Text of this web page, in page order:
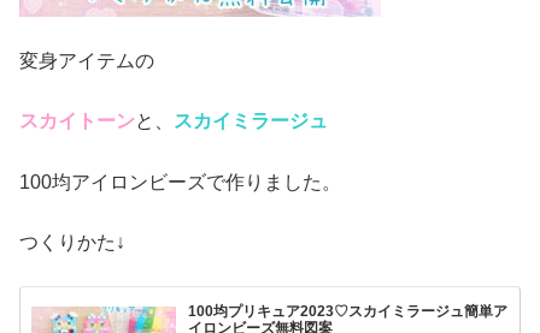
変身アイテムの
スカイトーンと、 スカイミラージュ
100均アイロンビーズで作りました。
つくりかた↓
100均プリキュア2023♡スカイミラージュ簡単ア
イロンビーズ無料図案